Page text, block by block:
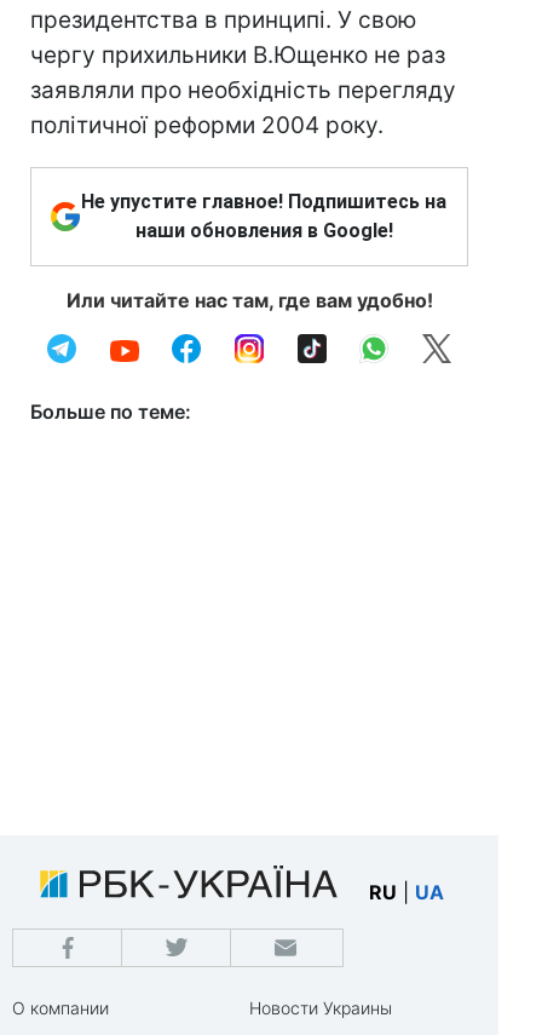
президентства в принципі. У свою
чергу прихильники В.Ющенко не раз
заявляли про необхідність перегляду
політичної реформи 2004 року.
Не упустите главное! Подпишитесь на
наши обновления в Google!
Или читайте нас там, где вам удобно!
Больше по теме:
RU UA
О компании
Новости Украины